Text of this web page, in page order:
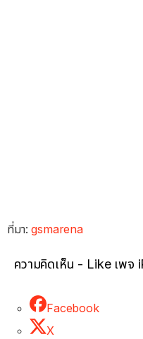
ที่มา:gsmarena
ความคิดเห็น - Like เพจ
Facebook
X